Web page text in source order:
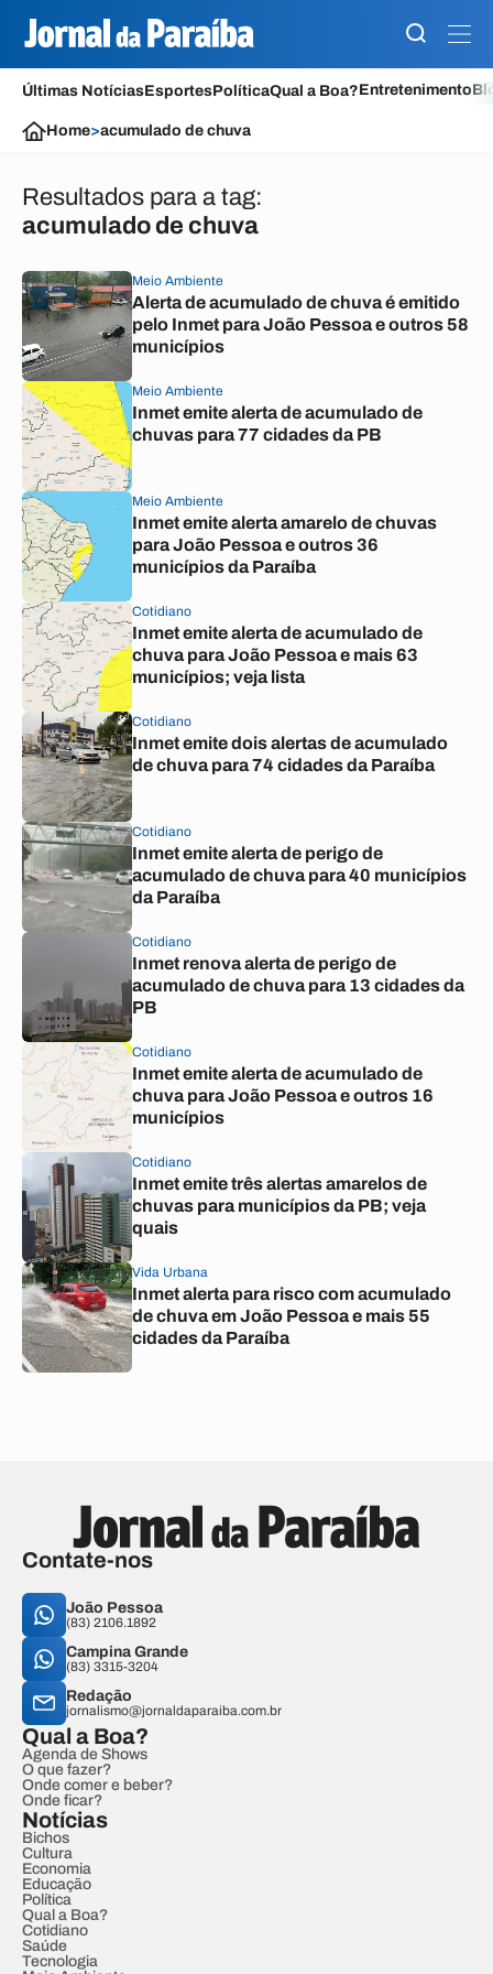
Últimas NotíciasEsportesPolíticaQual a Boa?Entretenimento
Home>acumulado de chuva
Resultados para a tag:
acumulado de chuva
Meio Ambiente
Alerta de acumulado de chuva é emitido
pelo Inmet para João Pessoa e outros 58
municípios
Meio Ambiente
Inmet emite alerta de acumulado de
chuvas para 77 cidades da PB
Meio Ambiente
Inmet emite alerta amarelo de chuvas
para João Pessoa e outros 36
municípios da Paraíba
Cotidiano
Inmet emite alerta de acumulado de
chuva para João Pessoa e mais 63
municípios; veja lista
Cotidiano
Inmet emite dois alertas de acumulado
de chuva para 74 cidades da Paraíba
Cotidiano
Inmet emite alerta de perigo de
acumulado de chuva para 40 municípios
da Paraíba
Cotidiano
Inmet renova alerta de perigo de
acumulado de chuva para 13 cidades da
PB
Cotidiano
Inmet emite alerta de acumulado de
chuva para João Pessoa e outros 16
municípios
Cotidiano
Inmet emite três alertas amarelos de
chuvas para municípios da PB; veja
quais
Vida Urbana
Inmet alerta para risco com acumulado
de chuva em João Pessoa e mais 55
cidades da Paraíba
Contate-nos
João Pessoa
(83) 2106.1892
Campina Grande
(83) 3315-3204
Redação
jornalismo@jornaldaparaiba.com.br
Qual a Boa?
Agenda de Shows
O que fazer?
Onde comer e beber?
Onde ficar?
Notícias
Bichos
Cultura
Economia
Educação
Política
Qual a Boa?
Cotidiano
Saúde
Tecnologia